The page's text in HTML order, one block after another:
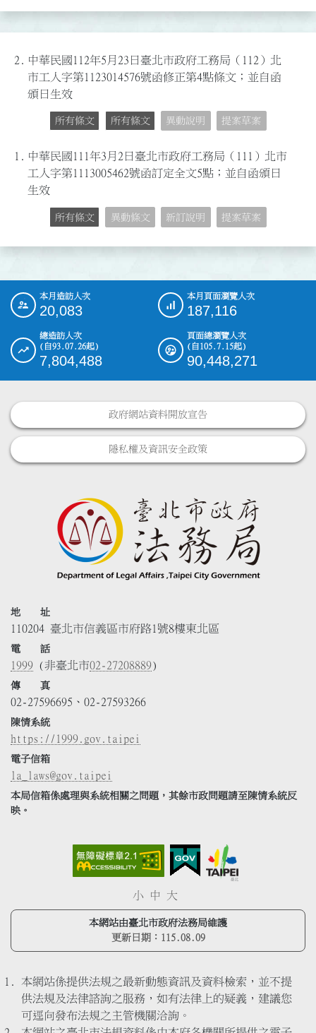
2.
中華民國112年5月23日臺北市政府工務局（112）北
市工人字第1123014576號函修正第4點條文；並自函
頒日生效
所有條文 所有條文 異動說明 提案草案
1. 中華民國111年3月2日臺北市政府工務局（111）北市
工人字第1113005462號函訂定全文5點；並自函頒日
生效
所有條文 異動條文 新訂說明 提案草案
::: 本月造訪人次
20,083
本月頁面瀏覽人次
187,116
總造訪人次
(自93.07.26起)
7,804,488
頁面總瀏覽人次
(自105.7.15起)
90,448,271
政府網站資料開放宣告
隱私權及資訊安全政策
地 址
110204 臺北市信義區市府路1號8樓東北區
電 話
1999 (非臺北市02-27208889)
傳 真
02-27596695、02-27593266
陳情系統
https://1999.gov.taipei
電子信箱
la_laws@gov.taipei
本局信箱係處理與系統相關之問題，其餘市政問題請至陳情系統反
映。
小 中 大
本網站由臺北市政府法務局維護
更新日期： 115.08.09
本網站係提供法規之最新動態資訊及資料檢索，並不提
供法規及法律諮詢之服務，如有法律上的疑義，建議您
可逕向發布法規之主管機關洽詢。